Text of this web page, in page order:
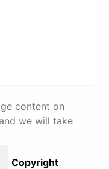
content on
and we will take
Copyright